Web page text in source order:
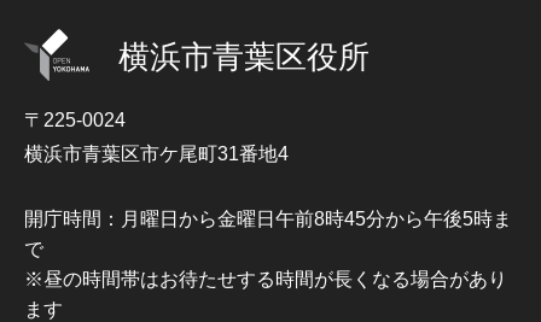
横浜市青葉区役所
〒225-0024
横浜市青葉区市ケ尾町31番地4
開庁時間：月曜日から金曜日午前8時45分から午後5時ま
で
※昼の時間帯はお待たせする時間が長くなる場合があり
ます